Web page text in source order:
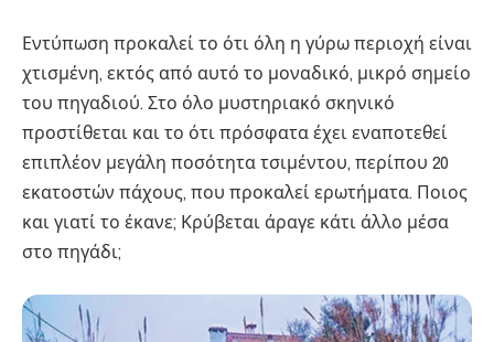
Εντύπωση προκαλεί το ότι όλη η γύρω περιοχή είναι
χτισμένη, εκτός από αυτό το μοναδικό, μικρό σημείο
του πηγαδιού. Στο όλο μυστηριακό σκηνικό
προστίθεται και το ότι πρόσφατα έχει εναποτεθεί
επιπλέον μεγάλη ποσότητα τσιμέντου, περίπου 20
εκατοστών πάχους, που προκαλεί ερωτήματα. Ποιος
και γιατί το έκανε; Κρύβεται άραγε κάτι άλλο μέσα
στο πηγάδι;